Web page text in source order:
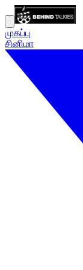
முகப்பு
சினிமா